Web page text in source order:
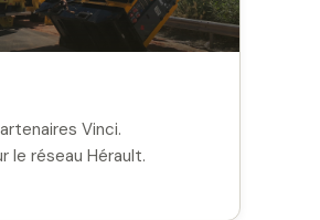
Vinci.
le réseau Hérault.